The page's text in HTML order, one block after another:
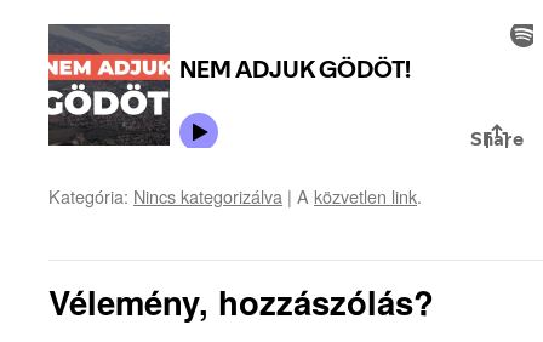
Kategória: Nincs kategorizálva | A közvetlen link.
Vélemény, hozzászólás?